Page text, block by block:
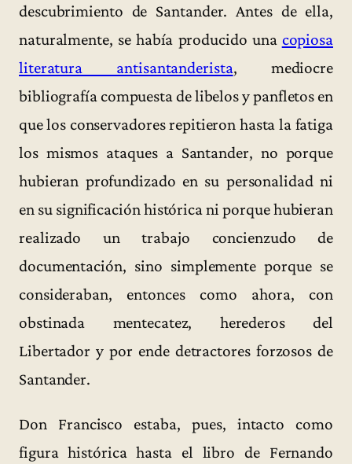
descubrimiento de Santander. Antes de ella,
naturalmente, se había producido una copiosa
literatura antisantanderista, mediocre
bibliografía compuesta de libelos y panfletos en
que los conservadores repitieron hasta la fatiga
los mismos ataques a Santander, no porque
hubieran profundizado en su personalidad ni
en su significación histórica ni porque hubieran
realizado un trabajo concienzudo de
documentación, sino simplemente porque se
consideraban, entonces como ahora, con
obstinada mentecatez, herederos del
Libertador y por ende detractores forzosos de
Santander.
Don Francisco estaba, pues, intacto como
figura histórica hasta el libro de Fernando